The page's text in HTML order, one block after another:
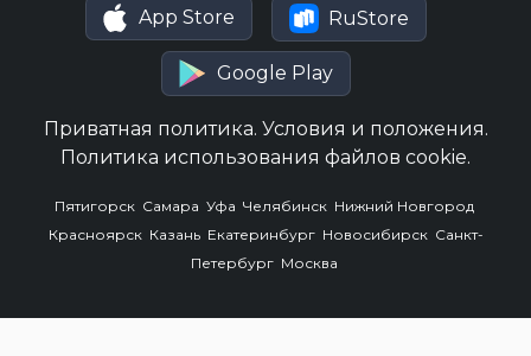
App Store RuStore
Google Play
Приватная политика. Условия и положения.
Политика использования файлов cookie.
Пятигорск Самара Уфа Челябинск Нижний Новгород
Красноярск Казань Екатеринбург Новосибирск Санкт-
Петербург Москва